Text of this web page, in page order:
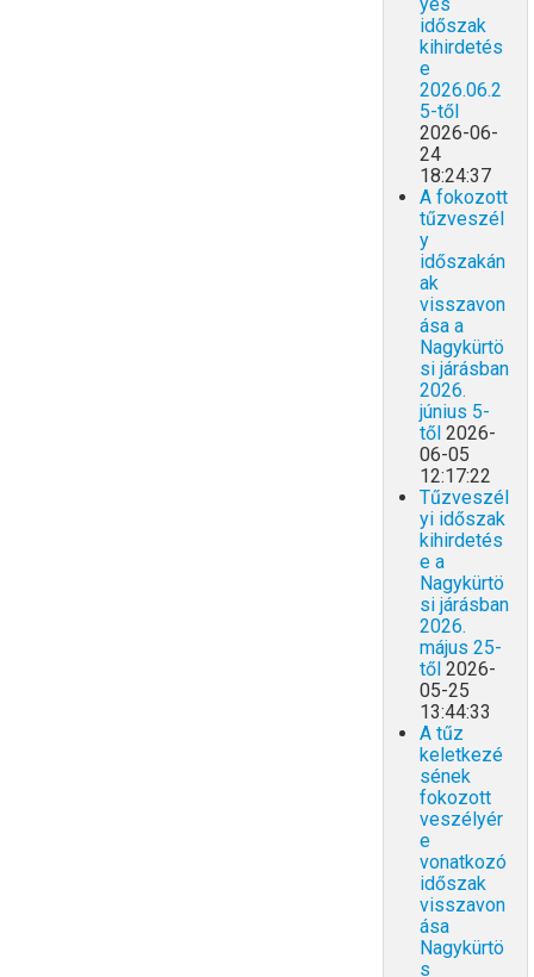
időszak
kihirdetés
e
2026.06.2
5-től
2026-06-
24
18:24:37
A fokozott
tűzveszél
y
időszakán
ak
visszavon
ása a
Nagykürtö
si járásban
2026.
június 5-
től 2026-
06-05
12:17:22
Tűzveszél
yi időszak
kihirdetés
e a
Nagykürtö
si járásban
2026.
május 25-
től 2026-
05-25
13:44:33
A tűz
keletkezé
sének
fokozott
veszélyér
e
vonatkozó
időszak
visszavon
ása
Nagykürtö
s